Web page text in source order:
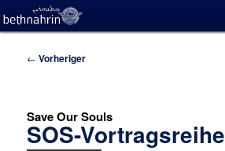
Beitragsnavigation
← Vorheriger
Save Our Souls
SOS-Vortragsreihe